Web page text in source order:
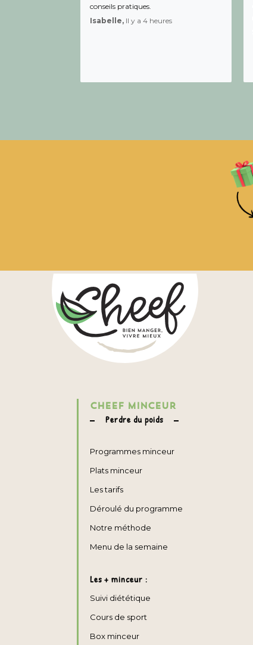
conseils pratiques.
Isabelle, Il y a 4 heures
CHEEF MINCEUR
Perdre du poids
Programmes minceur
Plats minceur
Les tarifs
Déroulé du programme
Notre méthode
Menu de la semaine
Les + minceur :
Suivi diététique
Cours de sport
Box minceur